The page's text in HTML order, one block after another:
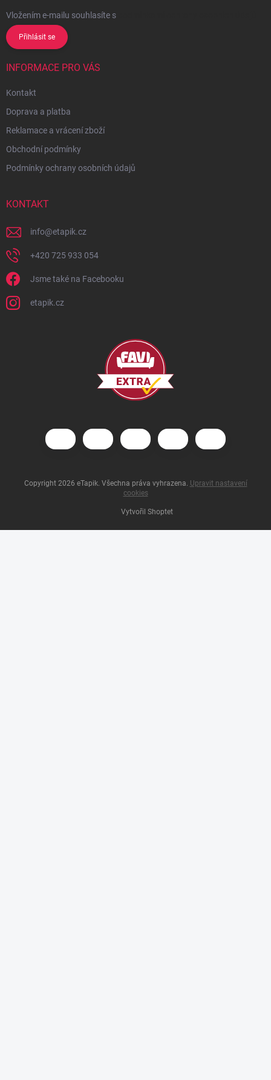
Vložením e-mailu souhlasíte s
Přihlásit se
INFORMACE PRO VÁS
Kontakt
Doprava a platba
Reklamace a vrácení zboží
Obchodní podmínky
Podmínky ochrany osobních údajů
KONTAKT
info@etapik.cz
+420 725 933 054
Jsme také na Facebooku
etapik.cz
Vytvořil Shoptet
Copyright 2026 eTapik. Všechna práva vyhrazena. Upravit nastavení
cookies